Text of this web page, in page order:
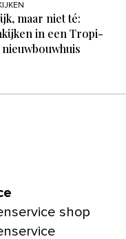
maar niet té:
in een Tropi-
nieuwbouwhuis
shop